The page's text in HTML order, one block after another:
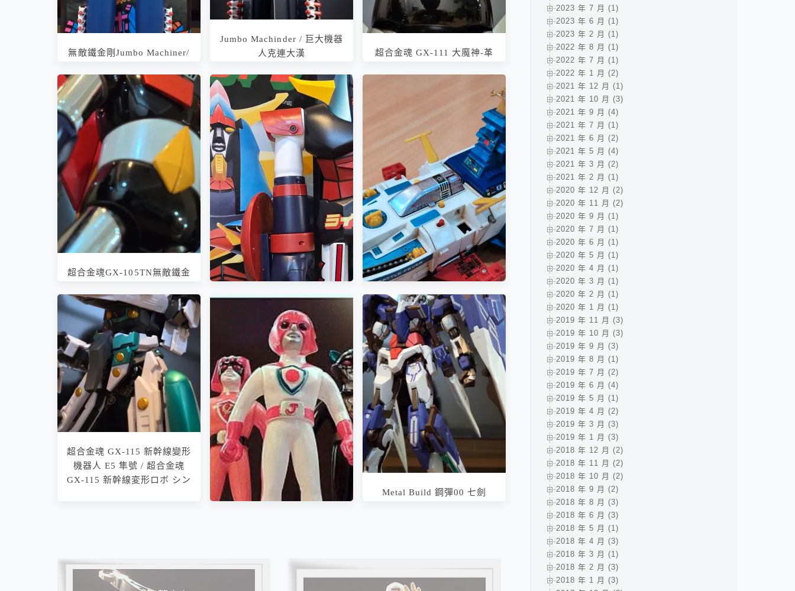
無敵鐵金剛Jumbo Machiner/
ー マジンガーZ
Jumbo Machinder / 巨大機器
人克連大漢
超合金魂 GX-111 大魔神-革
超合金魂GX-105TN無敵鐵金
合金魂 GX-105TN マジンガー
Z 革進 -KAKUMEI SHINKA-
-STORE LIMITED EDITION-
魂ネイションズストア
Jumbo Machineder 巨大機器
人 勇者萊汀/ジャンボマシンダ
ー 勇者ライディーン
POPY 超合金國際戰隊母艦戰
鬥鯊號&鋼鐵武士 / ポピー バ
トルフィーバーJ バトルシャ
ーク
超合金魂 GX-115 新幹線變形
機器人 E5 隼號 / 超合金魂
GX-115 新幹線変形ロボ シン
Metal Build 鋼彈00 七劍
相連文章
2023 年 7 月 (1)
2023 年 6 月 (1)
2023 年 2 月 (1)
2022 年 8 月 (1)
2022 年 7 月 (1)
2022 年 1 月 (2)
2021 年 12 月 (1)
2021 年 10 月 (3)
2021 年 9 月 (4)
2021 年 7 月 (1)
2021 年 6 月 (2)
2021 年 5 月 (4)
2021 年 3 月 (2)
2021 年 2 月 (1)
2020 年 12 月 (2)
2020 年 11 月 (2)
2020 年 9 月 (1)
2020 年 7 月 (1)
2020 年 6 月 (1)
2020 年 5 月 (1)
2020 年 4 月 (1)
2020 年 3 月 (1)
2020 年 2 月 (1)
2020 年 1 月 (1)
2019 年 11 月 (3)
2019 年 10 月 (3)
2019 年 9 月 (3)
2019 年 8 月 (1)
2019 年 7 月 (2)
2019 年 6 月 (4)
2019 年 5 月 (1)
2019 年 4 月 (2)
2019 年 3 月 (3)
2019 年 1 月 (3)
2018 年 12 月 (2)
2018 年 11 月 (2)
2018 年 10 月 (2)
2018 年 9 月 (2)
2018 年 8 月 (3)
2018 年 6 月 (3)
2018 年 5 月 (1)
2018 年 4 月 (3)
2018 年 3 月 (1)
2018 年 2 月 (3)
2018 年 1 月 (3)